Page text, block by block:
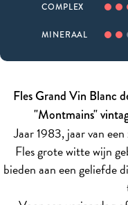
COMPLEX
MINERAAL
Fles Grand Vin Blanc
"Montmains"
Jaar 1983, jaar van
Fles grote witte wijn
bieden aan een geliefde